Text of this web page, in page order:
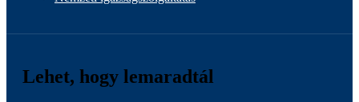
Lehet, hogy lemaradtál